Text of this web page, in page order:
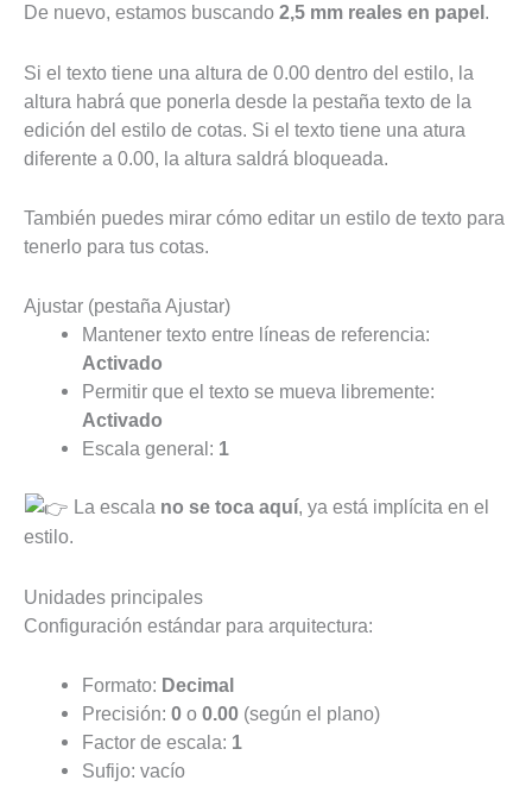
De nuevo, estamos buscando 2,5 mm reales en papel .
Si el texto tiene una altura de 0.00 dentro del estilo, la
altura habrá que ponerla desde la pestaña texto de la
edición del estilo de cotas. Si el texto tiene una atura
diferente a 0.00, la altura saldrá bloqueada.
También puedes mirar cómo editar un estilo de texto para
tenerlo para tus cotas.
Ajustar (pestaña Ajustar)
Mantener texto entre líneas de referencia:
Activado
Permitir que el texto se mueva libremente:
Activado
Escala general: 1
La escala no se toca aquí, ya está implícita en el
estilo.
Unidades principales
Configuración estándar para arquitectura:
Formato: Decimal
Precisión:0 o0.00 (según el plano)
Factor de escala: 1
Sufijo: vacío